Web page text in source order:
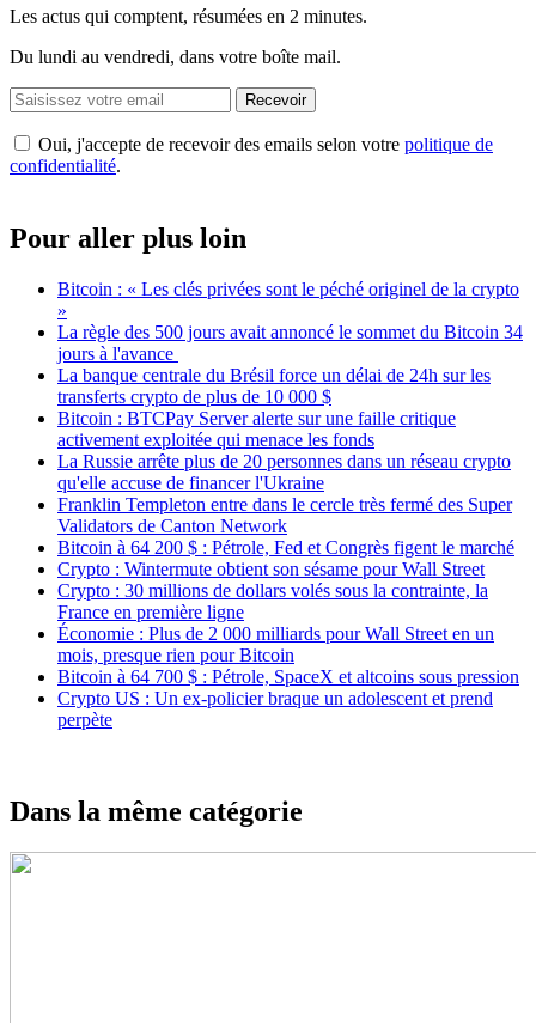
Les actus qui comptent, résumées en 2 minutes.
Du lundi au vendredi, dans votre boîte mail.
Recevoir
Oui, j'accepte de recevoir des emails selon votre politique de
confidentialité.
Pour aller plus loin
Bitcoin : « Les clés privées sont le péché originel de la crypto
»
La règle des 500 jours avait annoncé le sommet du Bitcoin 34
jours à l'avance
La banque centrale du Brésil force un délai de 24h sur les
transferts crypto de plus de 10 000 $
Bitcoin : BTCPay Server alerte sur une faille critique
activement exploitée qui menace les fonds
La Russie arrête plus de 20 personnes dans un réseau crypto
qu'elle accuse de financer l'Ukraine
Franklin Templeton entre dans le cercle très fermé des Super
Validators de Canton Network
Bitcoin à 64 200 $ : Pétrole, Fed et Congrès figent le marché
Crypto : Wintermute obtient son sésame pour Wall Street
Crypto : 30 millions de dollars volés sous la contrainte, la
France en première ligne
Économie : Plus de 2 000 milliards pour Wall Street en un
mois, presque rien pour Bitcoin
Bitcoin à 64 700 $ : Pétrole, SpaceX et altcoins sous pression
Crypto US : Un ex-policier braque un adolescent et prend
perpète
Dans la même catégorie